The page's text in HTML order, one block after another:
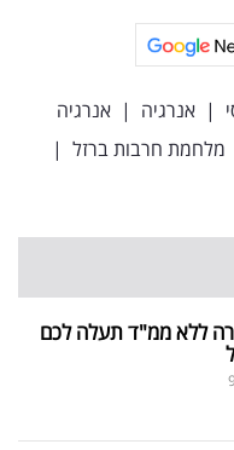
| אנרגיה | אנרגיה
מלחמת חרבות ברזל |
ללא ממ"ד תעלה לכם